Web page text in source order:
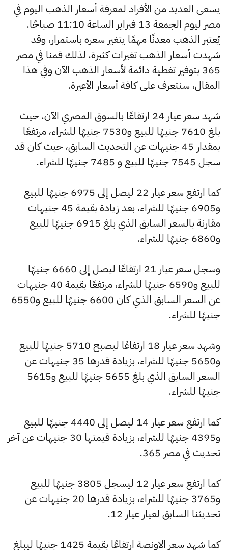
يسعى العديد من الأفراد لمعرفة أسعار الذهب اليوم في
مصر ليوم الجمعة 13 فبراير الساعة 11:10 صباحًا.
يُعتبر الذهب معدنًا مهمًا يتغير سعره باستمرار، وقد
شهدت أسعار الذهب تغيرات كثيرة، لذلك قمنا في مصر
365 بتوفير تغطية دائمة لأسعار الذهب الآن وفي هذا
المقال، سنتعرف على كافة أسعار الأعيرة.
شهد سعر عيار 24 ارتفاعًا بالسوق المصري الآن، حيث
بلغ 7610 جنيهًا للبيع و7530 جنيهًا للشراء، مرتفعًا
بمقدار 45 جنيهات عن التحديث السابق، حيث كان قد
سجل 7545 جنيهًا للبيع و 7485 جنيهًا للشراء.
كما ارتفع سعر عيار 22 ليصل إلى 6975 جنيهًا للبيع
و6905 جنيهًا للشراء، بعد زيادة بقيمة 45 جنيهات
مقارنة بالسعر السابق الذي بلغ 6915 جنيهًا للبيع
و6860 جنيهًا للشراء.
وسجل سعر عيار 21 ارتفاعًا ليصل إلى 6660 جنيهًا
للبيع و6590 جنيهًا للشراء، مرتفعًا بقيمة 40 جنيهات
عن السعر السابق الذي كان 6600 جنيهًا للبيع و6550
جنيهًا للشراء.
وشهد سعر عيار 18 ارتفاعًا ليصبح 5710 جنيهًا للبيع
و5650 جنيهًا للشراء، بزيادة قدرها 35 جنيهات عن
السعر السابق الذي بلغ 5655 جنيهًا للبيع و5615
جنيهًا للشراء.
كما ارتفع سعر عيار 14 ليصل إلى 4440 جنيهًا للبيع
و4395 جنيهًا للشراء، بزيادة قيمتها 30 جنيهات عن آخر
تحديث في مصر 365.
كما ارتفع سعر عيار 12 ليسجل 3805 جنيهًا للبيع
و3765 جنيهًا للشراء، بزيادة قدرها 20 جنيهات عن
تحديثنا السابق لعيار عيار 12.
كما شهد سعر الاونصة ارتفاعًا بقيمة 1425 جنيهًا ليبلغ